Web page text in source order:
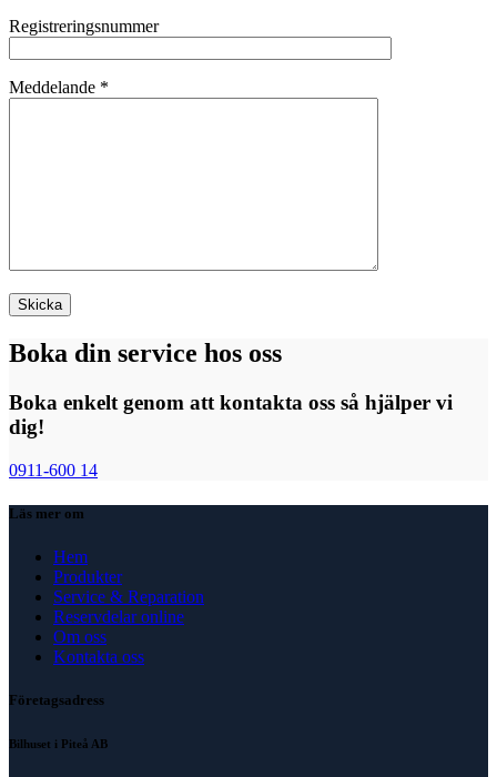
Registreringsnummer
Meddelande *
Boka din service hos oss
Boka enkelt genom att kontakta oss så hjälper vi
dig!
0911-600 14
Läs mer om
Hem
Produkter
Service & Reparation
Reservdelar online
Om oss
Kontakta oss
Företagsadress
Bilhuset i Piteå AB